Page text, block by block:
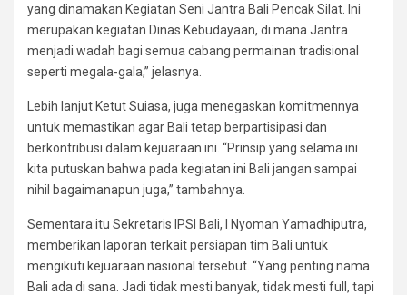
yang dinamakan Kegiatan Seni Jantra Bali Pencak Silat. Ini
merupakan kegiatan Dinas Kebudayaan, di mana Jantra
menjadi wadah bagi semua cabang permainan tradisional
seperti megala-gala,” jelasnya.
Lebih lanjut Ketut Suiasa, juga menegaskan komitmennya
untuk memastikan agar Bali tetap berpartisipasi dan
berkontribusi dalam kejuaraan ini. “Prinsip yang selama ini
kita putuskan bahwa pada kegiatan ini Bali jangan sampai
nihil bagaimanapun juga,” tambahnya.
Sementara itu Sekretaris IPSI Bali, I Nyoman Yamadhiputra,
memberikan laporan terkait persiapan tim Bali untuk
mengikuti kejuaraan nasional tersebut. “Yang penting nama
Bali ada di sana. Jadi tidak mesti banyak, tidak mesti full, tapi